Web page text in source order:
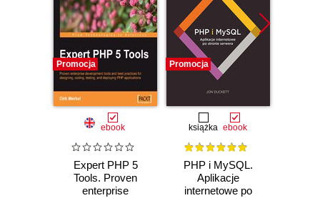
Promocja
ebook
Expert PHP 5
Tools. Proven
enterprise
Promocja
książka ebook
PHP i MySQL.
Aplikacje
internetowe po